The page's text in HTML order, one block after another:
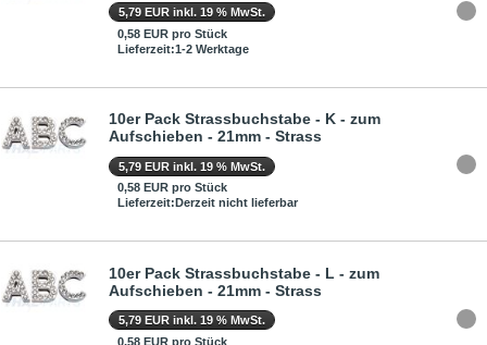
5,79 EUR inkl. 19 % MwSt.
0,58 EUR pro Stück
Lieferzeit:1-2 Werktage
10er Pack Strassbuchstabe - K - zum
Aufschieben - 21mm - Strass
5,79 EUR inkl. 19 % MwSt.
0,58 EUR pro Stück
Lieferzeit:Derzeit nicht lieferbar
10er Pack Strassbuchstabe - L - zum
Aufschieben - 21mm - Strass
5,79 EUR inkl. 19 % MwSt.
0,58 EUR pro Stück